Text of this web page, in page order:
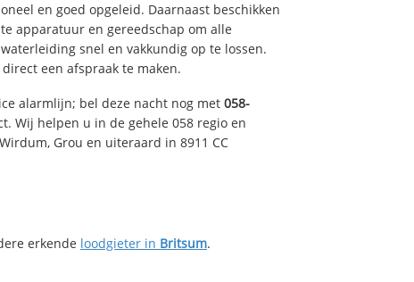
en goed opgeleid. Daarnaast beschikken
apparatuur en gereedschap om alle
snel en vakkundig op te lossen.
een afspraak te maken.
alarmlijn; bel deze nacht nog met 058-
Wij helpen u in de gehele 058 regio en
Grou en uiteraard in 8911 CC
erkende loodgieter in Britsum.